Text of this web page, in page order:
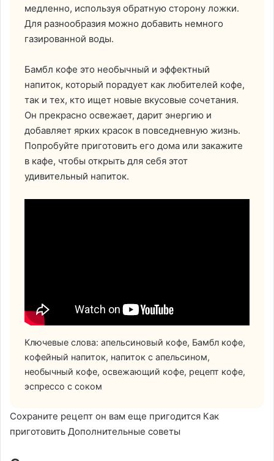
медленно, используя обратную сторону ложки.
Для разнообразия можно добавить немного
газированной воды.
Бамбл кофе это необычный и эффектный
напиток, который порадует как любителей кофе,
так и тех, кто ищет новые вкусовые сочетания.
Он прекрасно освежает, дарит энергию и
добавляет ярких красок в повседневную жизнь.
Попробуйте приготовить его дома или закажите
в кафе, чтобы открыть для себя этот
удивительный напиток.
Ключевые слова: апельсиновый кофе, Бамбл кофе,
кофейный напиток, напиток с апельсином,
необычный кофе, освежающий кофе, рецепт кофе,
эспрессо с соком
Сохраните рецепт он вам еще пригодится Как
приготовить Дополнительные советы